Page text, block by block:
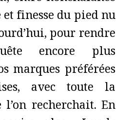
finesse du pied nu
pour rendre
encore plus
marques préférées
avec toute la
recherchait. En